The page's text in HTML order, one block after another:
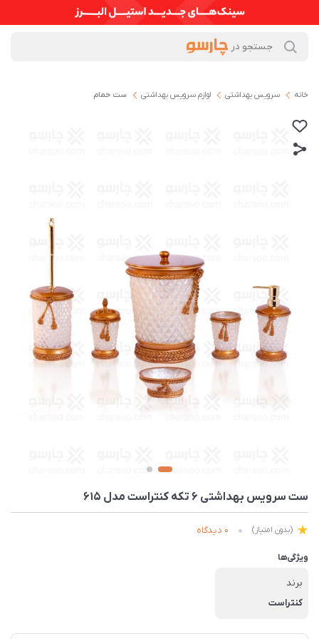
خانه سرویس بهداشتی لوازم سرویس بهداشتی ست حمام
ست سرویس بهداشتی 6 تکه کنتراست مدل 615
(بدون امتیاز) 0 دیدگاه
ویژگی‌ها
برند
کنتراست